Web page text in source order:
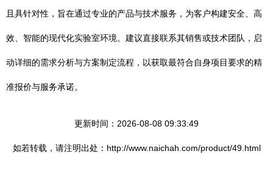
且具针对性，旨在通过专业的产品与技术服务，为客户构建安全、高
效、智能的现代化实验室环境。建议直接联系其销售或技术团队，启
动详细的需求分析与方案制定流程，以获取最符合自身项目要求的精
准报价与服务承诺。
更新时间：2026-08-08 09:33:49
如若转载，请注明出处：http://www.naichah.com/product/49.html